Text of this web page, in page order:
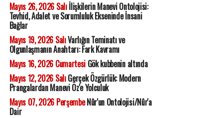
Mayıs 26, 2026 Salıİlişkilerin Manevi Ontolojisi:
Tevhid, Adalet ve Sorumluluk Ekseninde İnsani
Bağlar
Mayıs 19, 2026 SalıVarlığın Teminatı ve
Olgunlaşmanın Anahtarı: Fark Kavramı
Mayıs 16, 2026 CumartesiGök kubbenin altında
Mayıs 12, 2026 SalıGerçek Özgürlük: Modern
Prangalardan Manevi Öz'e Yolculuk
Mayıs 07, 2026 PerşembeNûr'un Ontolojisi/Nûr'a
Dair